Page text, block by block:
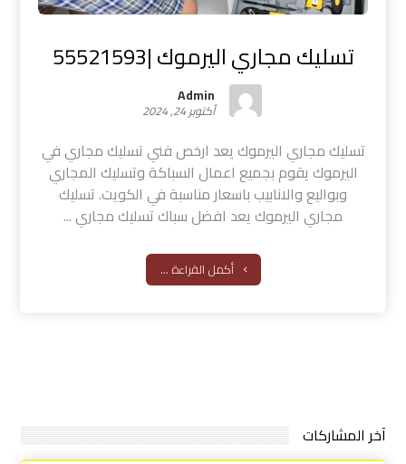
تسليك مجاري اليرموك |55521593
Admin
أكتوبر 24, 2024
تسليك مجاري اليرموك يعد ارخص فني تسليك مجاري في
اليرموك يقوم بجميع اعمال السباكة وتسليك المجاري
وبواليع والانابيب باسعار مناسبة في الكويت. تسليك
مجاري اليرموك يعد افضل سباك تسليك مجاري ...
أكمل القراءة ...
آخر المشاركات